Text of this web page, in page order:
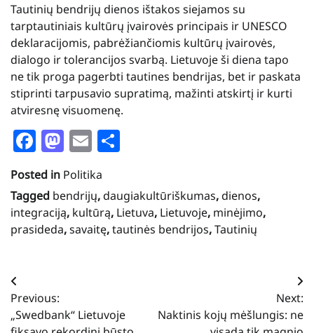
Tautinių bendrijų dienos ištakos siejamos su
tarptautiniais kultūrų įvairovės principais ir UNESCO
deklaracijomis, pabrėžiančiomis kultūrų įvairovės,
dialogo ir tolerancijos svarbą. Lietuvoje ši diena tapo
ne tik proga pagerbti tautines bendrijas, bet ir paskata
stiprinti tarpusavio supratimą, mažinti atskirtį ir kurti
atviresnę visuomenę.
Facebook
Mastodon
Email
Posted in Politika
Tagged bendrijų,daugiakultūriškumas,dienos,
integraciją, kultūrą, Lietuva, Lietuvoje, minėjimo,
prasideda,savaitę,tautinės bendrijos,Tautinių
Navigacija
tarp
Previous:
„Swedbank“ Lietuvoje
Next:
Naktinis kojų mėšlungis: ne